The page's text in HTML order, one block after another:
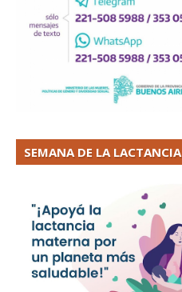
SEMANA DE LA LACTANCIA